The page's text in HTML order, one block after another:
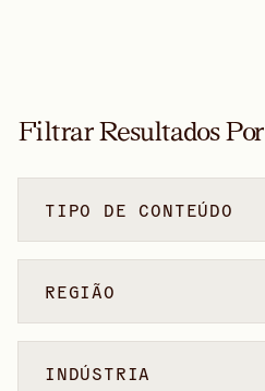
Filtrar Resultados Por
TIPO DE CONTEÚDO
REGIÃO
INDÚSTRIA